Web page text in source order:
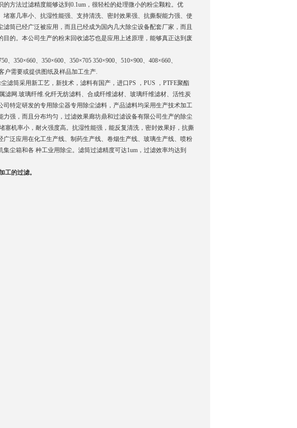
方法过滤精度能够达到0.1um，很轻松的处理微小的粉尘颗粒。优
塞几率小、抗湿性能强、支持清洗、密封效果强、抗撕裂能力强、使
筒已经广泛被应用，而且已经成为国内几大除尘设备配套厂家，而且
的。本公司生产的粉末回收滤芯也是应用上述原理，能够真正达到废
350×660、350×600、350×705 350×900、510×900、408×660、
户需要或提供图纸及样品加工生产.
滤筒采用新工艺，新技术，滤料有国产，进口PS ，PUS ，PTFE聚酯
滤网.玻璃纤维.化纤无纺滤料、合成纤维滤材、玻璃纤维滤材、活性炭
特定研发的专用除尘器专用除尘滤料，产品滤料均采用生产技术加工
强，而且分布均匀，过滤效果廊坊鼎和过滤设备有限公司生产的除尘
塞机率小，耐火强度高。抗湿性能强，能反复清洗，密封效果好，抗撕
泛应用在化工生产线、制药生产线、卷烟生产线、玻璃生产线、喷粉
尘箱和各 种工业用除尘。滤筒过滤精度可达1um，过滤效率均达到
工的过滤。